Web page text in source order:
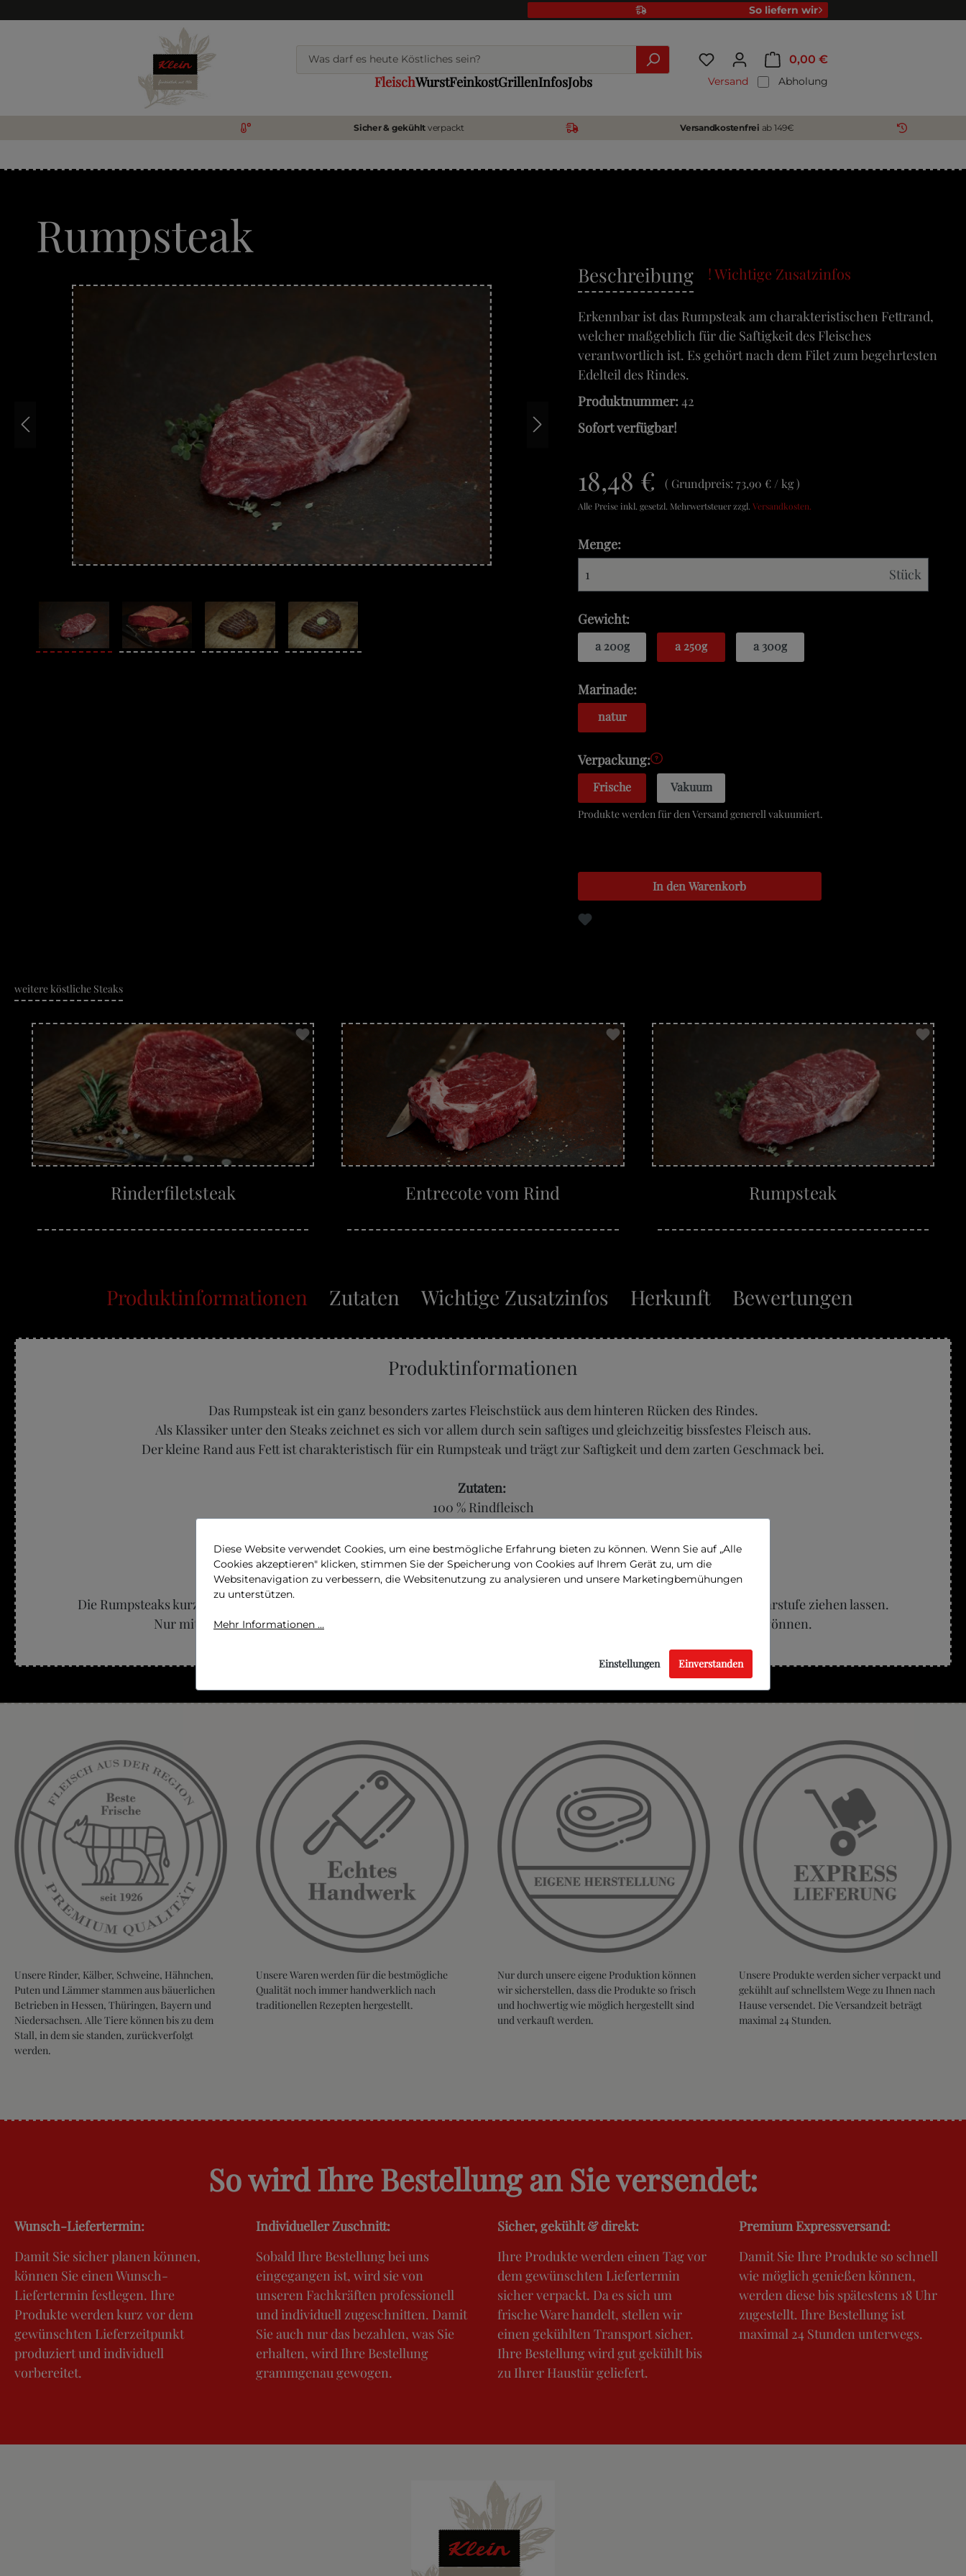
So liefern wir
0,00 €
FleischWurstFeinkostGrillenInfosJobs Versand Abholung
Sicher & gekühlt verpackt Versandkostenfrei ab 149€
Rumpsteak
Beschreibung ! Wichtige Zusatzinfos
Erkennbar ist das Rumpsteak am charakteristischen Fettrand,
welcher maßgeblich für die Saftigkeit des Fleisches
verantwortlich ist. Es gehört nach dem Filet zum begehrtesten
Edelteil des Rindes.
Produktnummer:42
Sofort verfügbar!
18,48 € Grundpreis: 73,90 € / kg
Alle Preise inkl. gesetzl. Mehrwertsteuer zzgl. Versandkosten.
Menge:
Stück
Gewicht:
a 200g a 250g a 300g
Marinade:
natur
Verpackung:
Frische Vakuum
Produkte werden für den Versand generell vakuumiert.
In den Warenkorb
weitere köstliche Steaks
Rinderfiletsteak Entrecote vom Rind Rumpsteak
Produktinformationen Zutaten Wichtige Zusatzinfos Herkunft Bewertungen
Produktinformationen
Das Rumpsteak ist ein ganz besonders zartes Fleischstück aus dem hinteren Rücken des Rindes.
Als Klassiker unter den Steaks zeichnet es sich vor allem durch sein saftiges und gleichzeitig bissfestes Fleisch aus.
Der kleine Rand aus Fett ist charakteristisch für ein Rumpsteak und trägt zur Saftigkeit und dem zarten Geschmack bei.
Zutaten:
100 % Rindfleisch
Allergenfrei!
Zubereitung:
Die Rumpsteaks kurz auf dem Grill oder in der Pfanne anbraten und im Backofen bei circa 120 °C bis zur gewünschten Garstufe ziehen lassen.
Nur mit etwas gutem Salz und Steakpfeffer würzen und den Steaks vor dem Servieren eine kurze Ruhezeit gönnen.
Unsere Rinder, Kälber, Schweine, Hähnchen,
Puten und Lämmer stammen aus bäuerlichen
Betrieben in Hessen, Thüringen, Bayern und
Niedersachsen. Alle Tiere können bis zu dem
Stall, in dem sie standen, zurückverfolgt
werden.
Unsere Waren werden für die bestmögliche
Qualität noch immer handwerklich nach
traditionellen Rezepten hergestellt.
Nur durch unsere eigene Produktion können
wir sicherstellen, dass die Produkte so frisch
und hochwertig wie möglich hergestellt sind
und verkauft werden.
Unsere Produkte werden sicher verpackt und
gekühlt auf schnellstem Wege zu Ihnen nach
Hause versendet. Die Versandzeit beträgt
maximal 24 Stunden.
So wird Ihre Bestellung an Sie versendet:
Wunsch-Liefertermin:
Damit Sie sicher planen können,
können Sie einen Wunsch-
Liefertermin festlegen. Ihre
Produkte werden kurz vor dem
gewünschten Lieferzeitpunkt
produziert und individuell
vorbereitet.
Individueller Zuschnitt:
Sobald Ihre Bestellung bei uns
eingegangen ist, wird sie von
unseren Fachkräften professionell
und individuell zugeschnitten. Damit
Sie auch nur das bezahlen, was Sie
erhalten, wird Ihre Bestellung
grammgenau gewogen.
Sicher, gekühlt & direkt:
Ihre Produkte werden einen Tag vor
dem gewünschten Liefertermin
sicher verpackt. Da es sich um
frische Ware handelt, stellen wir
einen gekühlten Transport sicher.
Ihre Bestellung wird gut gekühlt bis
zu Ihrer Haustür geliefert.
Premium Expressversand:
Damit Sie Ihre Produkte so schnell
wie möglich genießen können,
werden diese bis spätestens 18 Uhr
zugestellt. Ihre Bestellung ist
maximal 24 Stunden unterwegs.
Diese Website verwendet Cookies, um eine bestmögliche Erfahrung bieten zu können. Wenn Sie auf „Alle
Cookies akzeptieren" klicken, stimmen Sie der Speicherung von Cookies auf Ihrem Gerät zu, um die
Websitenavigation zu verbessern, die Websitenutzung zu analysieren und unsere Marketingbemühungen
zu unterstützen.
Mehr Informationen ...
Einstellungen Einverstanden